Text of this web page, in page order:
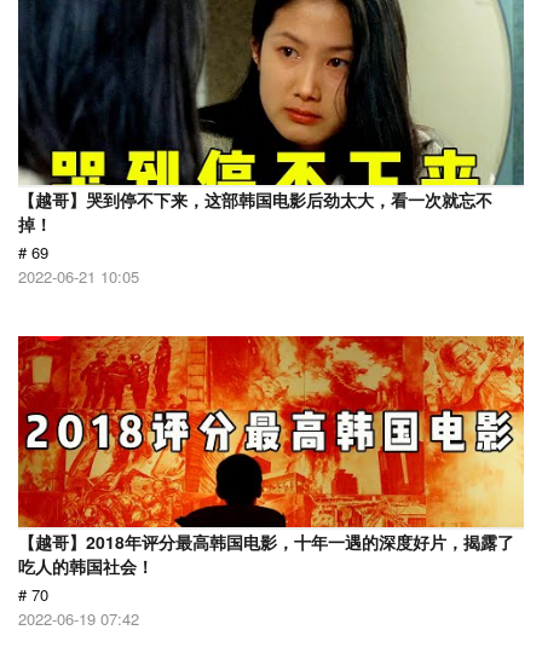
【越哥】哭到停不下来，这部韩国电影后劲太大，看一次就忘不
掉！
# 69
2022-06-21 10:05
【越哥】2018年评分最高韩国电影，十年一遇的深度好片，揭露了
吃人的韩国社会！
# 70
2022-06-19 07:42